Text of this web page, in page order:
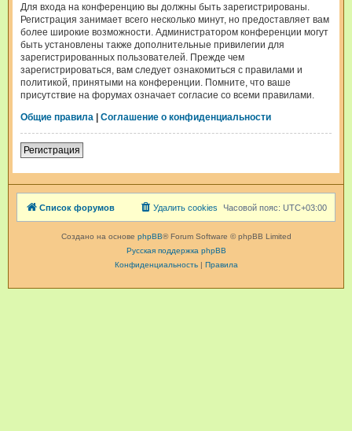
Для входа на конференцию вы должны быть зарегистрированы.
Регистрация занимает всего несколько минут, но предоставляет вам
более широкие возможности. Администратором конференции могут
быть установлены также дополнительные привилегии для
зарегистрированных пользователей. Прежде чем
зарегистрироваться, вам следует ознакомиться с правилами и
политикой, принятыми на конференции. Помните, что ваше
присутствие на форумах означает согласие со всеми правилами.
Общие правила | Соглашение о конфиденциальности
Регистрация
Список форумов Часовой пояс: UTC+03:00
Удалить cookies
Создано на основе phpBB® Forum Software © phpBB Limited
Русская поддержка phpBB
Конфиденциальность| Правила